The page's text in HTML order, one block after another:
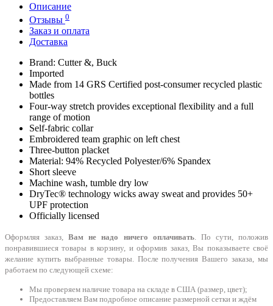
Описание
Отзывы 0
Заказ и оплата
Доставка
Brand: Cutter &, Buck
Imported
Made from 14 GRS Certified post-consumer recycled plastic
bottles
Four-way stretch provides exceptional flexibility and a full
range of motion
Self-fabric collar
Embroidered team graphic on left chest
Three-button placket
Material: 94% Recycled Polyester/6% Spandex
Short sleeve
Machine wash, tumble dry low
DryTec® technology wicks away sweat and provides 50+
UPF protection
Officially licensed
Оформляя заказ,Вам не надо ничего оплачивать. По сути, положив
понравившиеся товары в корзину, и оформив заказ, Вы показываете своё
желание купить выбранные товары. После получения Вашего заказа, мы
работаем по следующей схеме:
Мы проверяем наличие товара на складе в США (размер, цвет);
Предоставляем Вам подробное описание размерной сетки и ждём